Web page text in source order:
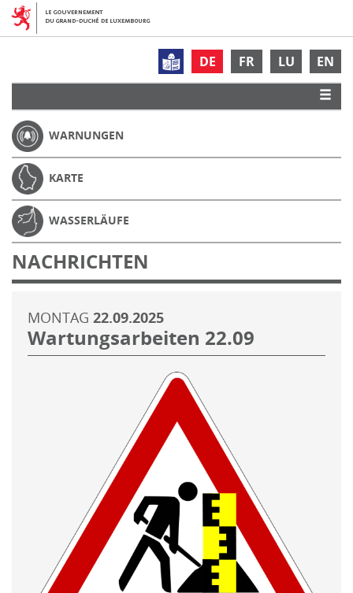
DE FR LU EN
WARNUNGEN
KARTE
WASSERLÄUFE
NACHRICHTEN
MONTAG 22.09.2025
Wartungsarbeiten 22.09